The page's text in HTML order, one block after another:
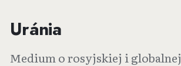
Uránia
Medium o rosyjskiej i globalnej